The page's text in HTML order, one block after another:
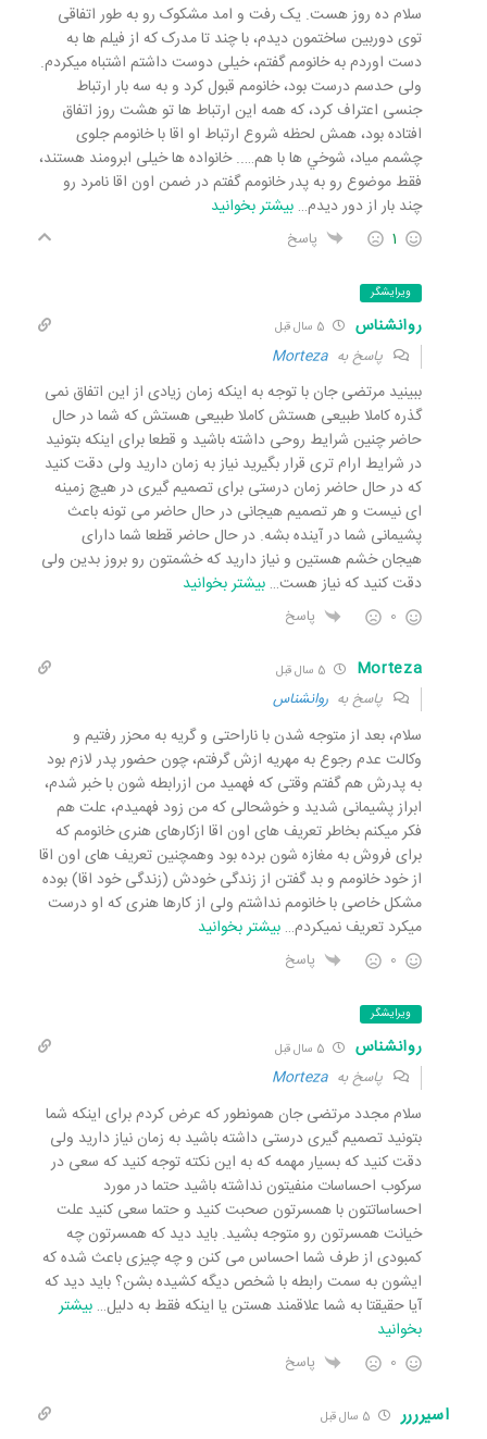
سلام ده روز هست. یک رفت و امد مشکوک رو به طور اتفاقی
توی دوربین ساختمون دیدم، با چند تا مدرک که از فیلم ها به
دست اوردم به خانومم گفتم، خیلی دوست داشتم اشتباه میکردم.
ولی حدسم درست بود، خانومم قبول کرد و به سه بار ارتباط
جنسی اعتراف کرد، که همه این ارتباط ها تو هشت روز اتفاق
افتاده بود، همش لحظه شروع ارتباط او اقا با خانومم جلوی
چشمم میاد، شوخي ها با هم….. خانواده ها خیلی ابرومند هستند،
فقط موضوع رو به پدر خانومم گفتم در ضمن اون اقا نامرد رو
چند بار از دور دیدم… بیشتر بخوانید
1 پاسخ
ویرایشگر
روانشناس
پاسخ به Morteza
ببینید مرتضی جان با توجه به اینکه زمان زیادی از این اتفاق نمی
گذره کاملا طبیعی هستش کاملا طبیعی هستش که شما در حال
حاضر چنین شرایط روحی داشته باشید و قطعا برای اینکه بتونید
در شرایط ارام تری قرار بگیرید نیاز به زمان دارید ولی دقت کنید
که در حال حاضر زمان درستی برای تصمیم گیری در هیچ زمینه
ای نیست و هر تصمیم هیجانی در حال حاضر می تونه باعث
پشیمانی شما در آینده بشه. در حال حاضر قطعا شما دارای
هیجان خشم هستین و نیاز دارید که خشمتون رو بروز بدین ولی
دقت کنید که نیاز هست… بیشتر بخوانید
0 پاسخ
Morteza
پاسخ به روانشناس
سلام، بعد از متوجه شدن با ناراحتی و گریه به محزر رفتیم و
وکالت عدم رجوع به مهریه ازش گرفتم، چون حضور پدر لازم بود
به پدرش هم گفتم وقتی که فهمید من ازرابطه شون با خبر شدم،
ابراز پشیمانی شدید و خوشحالی که من زود فهمیدم، علت هم
فکر میکنم بخاطر تعریف های اون اقا ازکارهای هنری خانومم که
برای فروش به مغازه شون برده بود وهمچنین تعریف های اون اقا
از خود خانومم و بد گفتن از زندگی خودش (زندگی خود اقا) بوده
مشکل خاصی با خانومم نداشتم ولی از کارها هنری که او درست
میکرد تعریف نمیکردم… بیشتر بخوانید
0 پاسخ
ویرایشگر
روانشناس
پاسخ به Morteza
سلام مجدد مرتضی جان همونطور که عرض کردم برای اینکه شما
بتونید تصمیم گیری درستی داشته باشید به زمان نیاز دارید ولی
دقت کنید که بسیار مهمه که به این نکته توجه کنید که سعی در
سرکوب احساسات منفیتون نداشته باشید حتما در مورد
احساساتتون با همسرتون صحبت کنید و حتما سعی کنید علت
خیانت همسرتون رو متوجه بشید. باید دید که همسرتون چه
کمبودی از طرف شما احساس می کنن و چه چیزی باعث شده که
ایشون به سمت رابطه با شخص دیگه کشیده بشن؟ باید دید که
آیا حقیقتا به شما علاقمند هستن یا اینکه فقط به دلیل… بیشتر
بخوانید
0 پاسخ
اسیرررر